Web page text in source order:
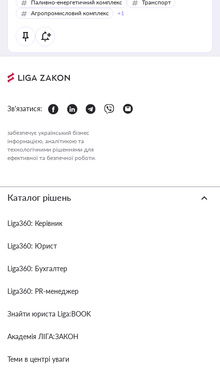
Паливно-енергетичний комплекс
Транспорт
Агропромисловий комплекс
+1
Зв'язатися:
забезпечує український бізнес
інформацією, аналітикою та
технологічними рішеннями для
ефективної та безпечної роботи.
Каталог рішень
Liga360: Керівник
Liga360: Юрист
Liga360: Бухгалтер
Liga360: PR-менеджер
Знайти юриста Liga:BOOK
Академія ЛІГА:ЗАКОН
Теми в центрі уваги